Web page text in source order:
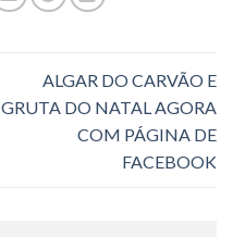
ALGAR DO CARVÃO E
GRUTA DO NATAL AGORA
COM PÁGINA DE
FACEBOOK